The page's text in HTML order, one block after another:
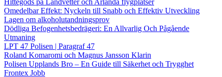
Omedelbar Effekt: Nyckeln till Snabb och Effektiv Utveckling
Lagen om alkoholutandningsprov
Dödliga Befogenhetsbedrägeri: En Allvarlig Och Pågående
Utmaning
LPT 47 Polisen | Paragraf 47
Roland Komaromi och Magnus Jansson Klarin
Polisen Upplands Bro – En Guide till Säkerhet och Trygghet
Frontex Jobb